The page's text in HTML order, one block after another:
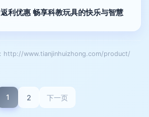
利优惠 畅享科教玩具的快乐与智慧
http://www.tianjinhuizhong.com/product/
1 2 下一页